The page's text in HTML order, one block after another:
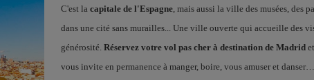
C'est la capitale de l'Espagne, mais aussi la ville des musées, des
dans une cité sans murailles... Une ville ouverte qui accueille des
générosité. Réservez votre vol pas cher à destination de Madrid
vous invite en permanence à manger, boire, vous amuser et